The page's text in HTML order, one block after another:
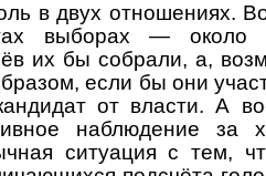
в двух отношениях.
выборах —
их бы собрали, а,
если бы они
от власти. А
наблюдение за
ситуация с тем,